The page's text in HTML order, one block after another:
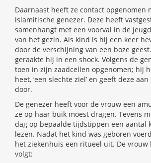
Daarnaast heeft ze contact opgenomen
islamitische genezer. Deze heeft
samenhangt met een voorval in de
van het gezin. Als kind is hij een keer
door de verschijning van een boze
geraakte hij in een shock. Volgens de
toen in zijn zaadcellen opgenomen; hij
heet, ‘een slechte ziel’ en geeft deze
door.
De genezer heeft voor de vrouw een
ze op haar buik moest dragen. Tevens
dag op bepaalde tijdstippen een aantal
lezen. Nadat het kind was geboren
het ziekenhuis een ritueel uit. De
volgt: